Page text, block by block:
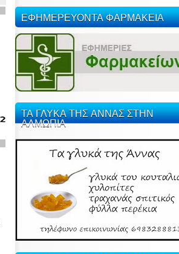
ΕΦΗΜΕΡΕΥΟΝΤΑ ΦΑΡΜΑΚΕΙΑ
ΤΑ ΓΛΥΚΑ ΤΗΣ ΑΝΝΑΣ ΣΤΗΝ
ΑΛΜΩΠΙΑ